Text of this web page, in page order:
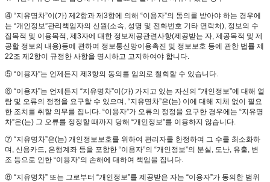
④ “지유명차”이(가) 제2항과 제3항에 의해 “이용자”의 동의를 받아야 하는 경우에
는 “개인정보”관리책임자의 신원(소속, 성명 및 전화번호 기타 연락처), 정보의 수
집목적 및 이용목적, 제3자에 대한 정보제공관련사항(제공받는 자, 제공목적 및 제
공할 정보의 내용)등에 관하여 정보통신망이용촉진 및 정보보호 등에 관한 법률 제
22조 제2항이 규정한 사항을 명시하고 고지하여야 합니다.
⑤ “이용자”는 언제든지 제3항의 동의를 임의로 철회할 수 있습니다.
⑥ “이용자”는 언제든지 “지유명차”이(가) 가지고 있는 자신의 “개인정보”에 대해 열
람 및 오류의 정정을 요구할 수 있으며, “지유명차”은(는) 이에 대해 지체 없이 필요
한 조치를 취할 의무를 집니다. “이용자”가 오류의 정정을 요구한 경우에는 “지유명
차”은(는) 그 오류를 정정할 때까지 당해 “개인정보”를 이용하지 않습니다.
⑦ “지유명차”은(는) 개인정보보호를 위하여 관리자를 한정하여 그 수를 최소화하
며, 신용카드, 은행계좌 등을 포함한 “이용자”의 “개인정보”의 분실, 도난, 유출, 변
조 등으로 인한 “이용자”의 손해에 대하여 책임을 집니다.
⑧ “지유명차” 또는 그로부터 “개인정보”를 제공받은 자는 “이용자”가 동의한 범위